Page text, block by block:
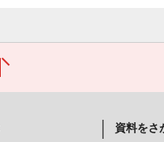
資料をさ